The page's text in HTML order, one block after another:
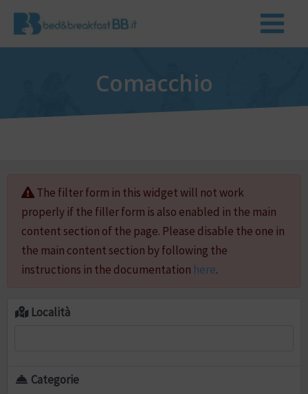
Comacchio
The filter form in this widget will not work
properly if the filler form is also enabled in the main
content section of the page. Please disable the one in
the main content section by following the
instructions in the documentation here.
Località
Categorie